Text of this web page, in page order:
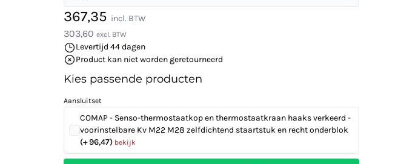
367,35 incl. BTW
303,60 excl. BTW
Levertijd 44 dagen
Product kan niet worden geretourneerd
Kies passende producten
Aansluitset
COMAP - Senso-thermostaatkop en thermostaatkraan haaks verkeerd -
voorinstelbare Kv M22 M28 zelfdichtend staartstuk en recht onderblok
(+ 96,47) bekijk